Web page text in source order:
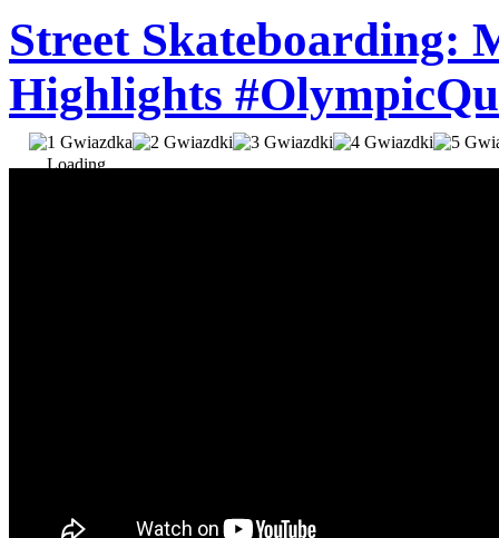
Street Skateboarding:
Highlights
Loading...